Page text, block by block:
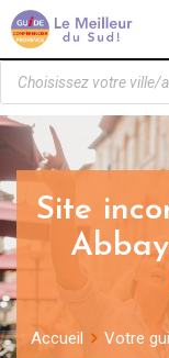
Panneau de gestion
Site
Accueil Votre